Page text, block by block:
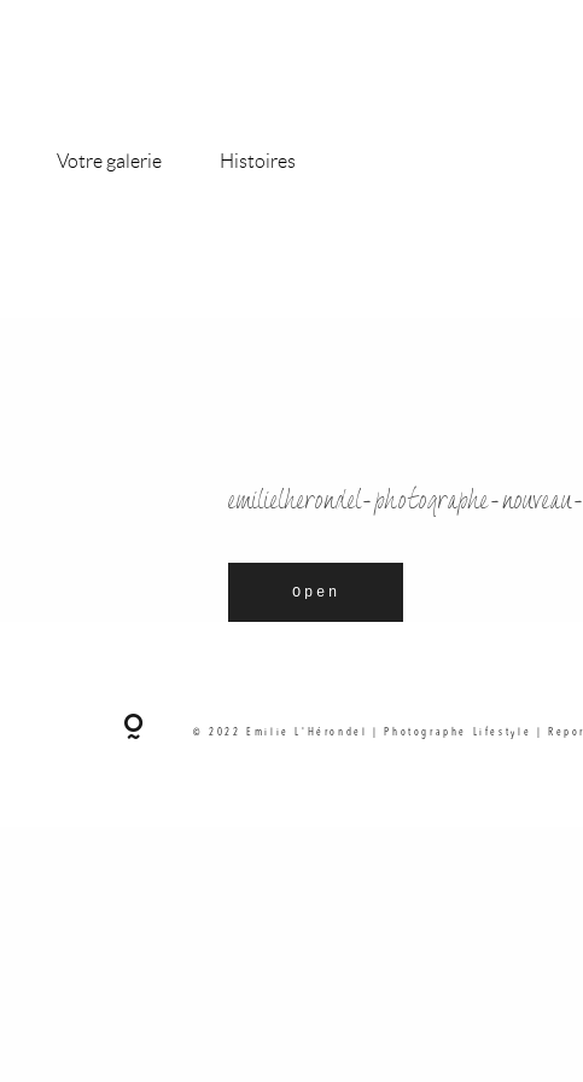
Votre galerie Histoires
emilielherondel-photographe-
Open
© 2022 Emilie L'Hérondel | Photographe Lifestyle |